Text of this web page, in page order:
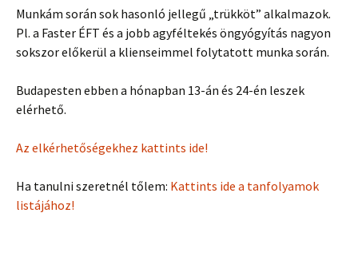
Munkám során sok hasonló jellegű „trükköt” alkalmazok.
Pl. a Faster ÉFT és a jobb agyféltekés öngyógyítás nagyon
sokszor előkerül a klienseimmel folytatott munka során.
Budapesten ebben a hónapban 13-án és 24-én leszek
elérhető.
Az elkérhetőségekhez kattints ide!
Ha tanulni szeretnél tőlem: Kattints ide a tanfolyamok
listájához!